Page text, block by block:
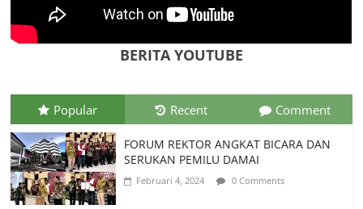
“Loce” di Manggarai Barat, Diusulkan
Jadi Warisan Budaya Takbenda
Juli 26, 2026 0 Comments
BERITA YOUTUBE
Popular Recent Comment
FORUM REKTOR ANGKAT BICARA DAN
SERUKAN PEMILU DAMAI
Februari 4, 2024 0 Comments